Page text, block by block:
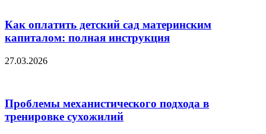
Как оплатить детский сад материнским
капиталом: полная инструкция
27.03.2026
Проблемы механистического подхода в
тренировке сухожилий